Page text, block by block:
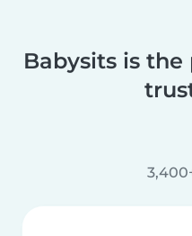
Babysits is